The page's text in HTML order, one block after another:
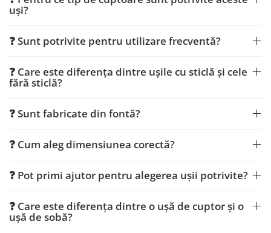
uși?
❓ Sunt potrivite pentru utilizare frecventă?
❓ Care este diferența dintre ușile cu sticlă și cele
fără sticlă?
❓ Sunt fabricate din fontă?
❓ Cum aleg dimensiunea corectă?
❓ Pot primi ajutor pentru alegerea ușii potrivite?
❓ Care este diferența dintre o ușă de cuptor și o
ușă de sobă?